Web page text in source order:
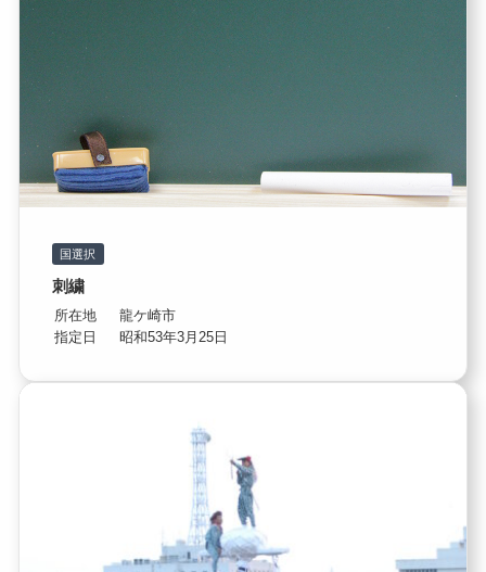
国選択
刺繍
所在地
龍ケ崎市
指定日
昭和53年3月25日